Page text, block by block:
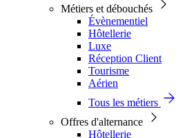
Métiers et débouchés
Évènementiel
Hôtellerie
Luxe
Réception Client
Tourisme
Aérien
Tous les métiers
Offres d'alternance
Hôtellerie